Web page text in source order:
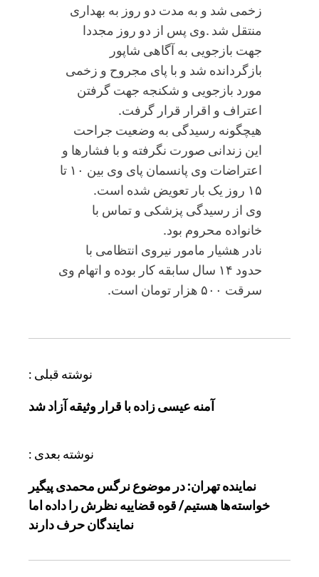
زخمی شد و به مدت دو روز به بهداری
منتقل شد .وی پس از دو روز مجددا
جهت بازجویی به آگاهی شاپور
بازگردانده شد و با پای مجروح و زخمی
مورد بازجویی و شکنجه جهت گرفتن
اعتراف و اقرار قرار گرفت.
هیچگونه رسیدگی به وضعیت جراحت
این زندانی صورت نگرفته و با فشارها و
اعتراضات وی پانسمان پای وی بین ۱۰ تا
۱۵ روز یک بار تعویض شده است.
وی از رسیدگی پزشکی و تماس با
خانواده محروم بود.
نادر هشیار مامور نیروی انتظامی با
حدود ۱۴ سال سابقه کار بوده و اتهام وی
سرقت ۵۰۰ هزار تومان است.
ه
نوشته قبلی :
آمنه عیسی زاده با قرار وثیقه آزاد شد
نوشته بعدی :
نماینده تهران: در موضوع نرگس محمدی پیگیر
خواسته‌ها هستیم/ قوه قضاییه نظرش را داده اما
نمایندگان حرف دارند